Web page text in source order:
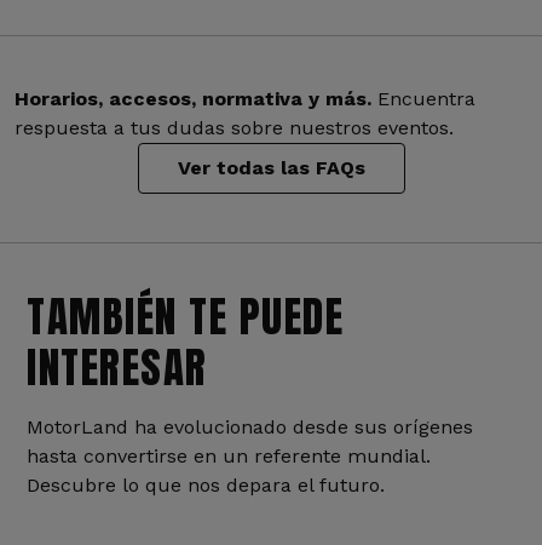
Horarios, accesos, normativa y más. Encuentra
respuesta a tus dudas sobre nuestros eventos.
Ver todas las FAQs
TAMBIÉN TE PUEDE
INTERESAR
MotorLand ha evolucionado desde sus orígenes
hasta convertirse en un referente mundial.
Descubre lo que nos depara el futuro.